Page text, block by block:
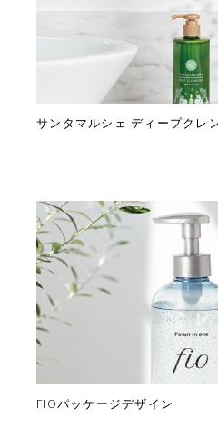
サンタマルシェ ディープクレ
FIOパッケージデザイン